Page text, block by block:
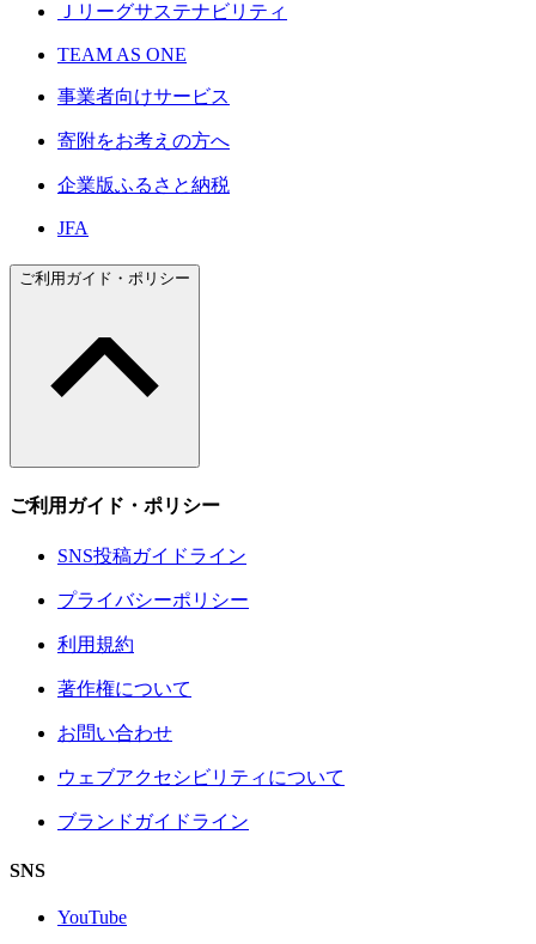
Ｊリーグサステナビリティ
TEAM AS ONE
事業者向けサービス
寄附をお考えの方へ
企業版ふるさと納税
JFA
ご利用ガイド・ポリシー
ご利用ガイド・ポリシー
SNS投稿ガイドライン
プライバシーポリシー
利用規約
著作権について
お問い合わせ
ウェブアクセシビリティについて
ブランドガイドライン
SNS
YouTube